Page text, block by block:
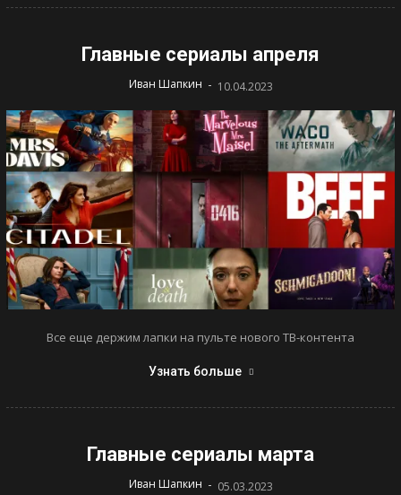
Главные сериалы апреля
Иван Шапкин - 10.04.2023
Все еще держим лапки на пульте нового ТВ-контента
Узнать больше
Главные сериалы марта
Иван Шапкин - 05.03.2023